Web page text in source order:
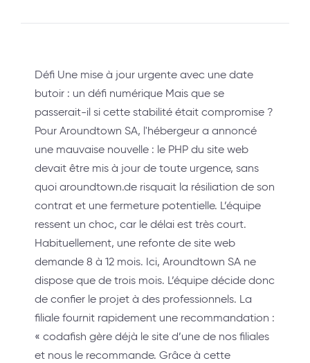
Défi Une mise à jour urgente avec une date
butoir : un défi numérique Mais que se
passerait-il si cette stabilité était compromise ?
Pour Aroundtown SA, l'hébergeur a annoncé
une mauvaise nouvelle : le PHP du site web
devait être mis à jour de toute urgence, sans
quoi aroundtown.de risquait la résiliation de son
contrat et une fermeture potentielle. L’équipe
ressent un choc, car le délai est très court.
Habituellement, une refonte de site web
demande 8 à 12 mois. Ici, Aroundtown SA ne
dispose que de trois mois. L’équipe décide donc
de confier le projet à des professionnels. La
filiale fournit rapidement une recommandation :
« codafish gère déjà le site d’une de nos filiales
et nous le recommande. Grâce à cette